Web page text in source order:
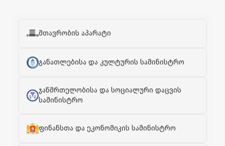
მთავრობის აპარატი
განათლებისა და კულტურის სამინისტრო
ჯანმრთელობისა და სოციალური დაცვის
სამინისტრო
ფინანსთა და ეკონომიკის სამინისტრო